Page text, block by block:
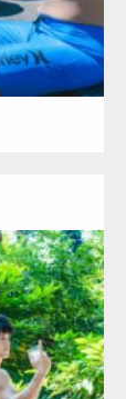
材メンバーが
マッスルプ
」